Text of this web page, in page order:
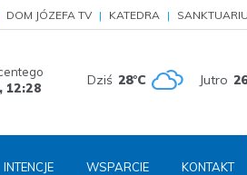
DOM JÓZEFA TV KATEDRA
12:28 Dziś 28°C Jutro
INTENCJE WSPARCIE KONTAKT